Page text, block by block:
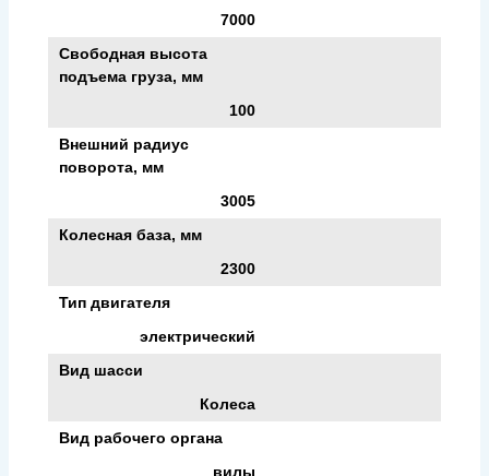
7000
Свободная высота
подъема груза, мм
100
Внешний радиус
поворота, мм
3005
Колесная база, мм
2300
Тип двигателя
электрический
Вид шасси
Колеса
Вид рабочего органа
вилы